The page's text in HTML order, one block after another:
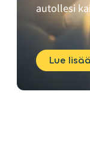
autollesi
Lue